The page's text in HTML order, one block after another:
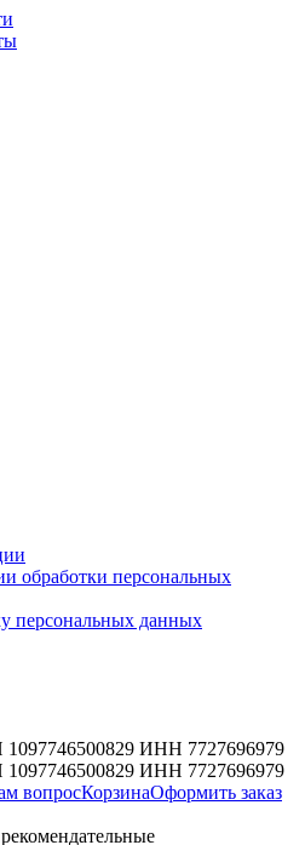
обработки персональных
персональных данных
ИНН 7727696979
ИНН 7727696979
вопросКорзинаОформить заказ